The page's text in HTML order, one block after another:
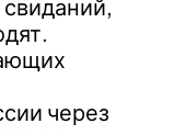
свиданий,
через